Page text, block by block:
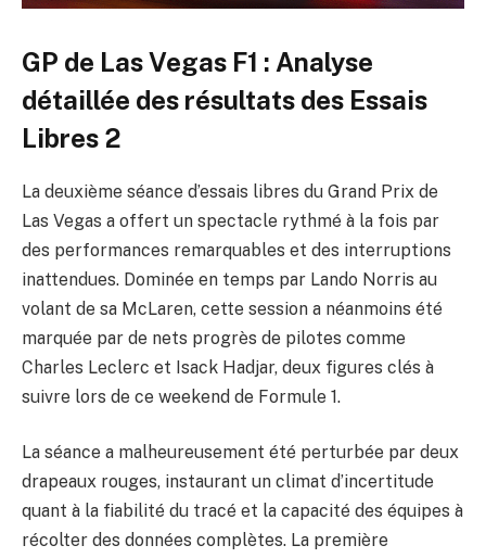
GP de Las Vegas F1 : Analyse
détaillée des résultats des Essais
Libres 2
La deuxième séance d’essais libres du Grand Prix de
Las Vegas a offert un spectacle rythmé à la fois par
des performances remarquables et des interruptions
inattendues. Dominée en temps par Lando Norris au
volant de sa McLaren, cette session a néanmoins été
marquée par de nets progrès de pilotes comme
Charles Leclerc et Isack Hadjar, deux figures clés à
suivre lors de ce weekend de Formule 1.
La séance a malheureusement été perturbée par deux
drapeaux rouges, instaurant un climat d’incertitude
quant à la fiabilité du tracé et la capacité des équipes à
récolter des données complètes. La première